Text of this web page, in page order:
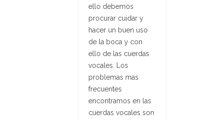
ello debemos
procurar cuidar y
hacer un buen uso
de la boca y con
ello de las cuerdas
vocales. Los
problemas mas
frecuentes
encontramos en las
cuerdas vocales son